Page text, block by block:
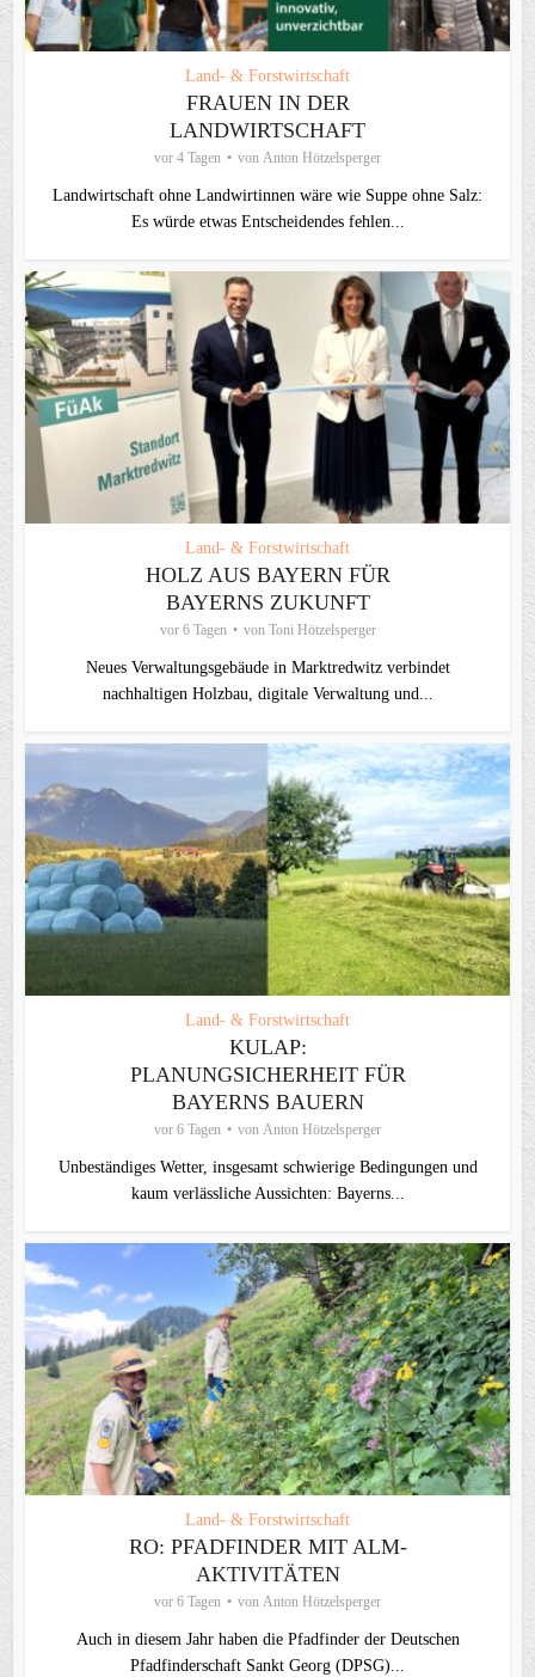
Land- & Forstwirtschaft
FRAUEN IN DER
LANDWIRTSCHAFT
vor 4 Tagen von Anton Hötzelsperger
Landwirtschaft ohne Landwirtinnen wäre wie Suppe ohne Salz:
Es würde etwas Entscheidendes fehlen...
Land- & Forstwirtschaft
HOLZ AUS BAYERN FÜR
BAYERNS ZUKUNFT
vor 6 Tagen von Toni Hötzelsperger
Neues Verwaltungsgebäude in Marktredwitz verbindet
nachhaltigen Holzbau, digitale Verwaltung und...
Land- & Forstwirtschaft
KULAP:
PLANUNGSICHERHEIT FÜR
BAYERNS BAUERN
vor 6 Tagen von Anton Hötzelsperger
Unbeständiges Wetter, insgesamt schwierige Bedingungen und
kaum verlässliche Aussichten: Bayerns...
Land- & Forstwirtschaft
RO: PFADFINDER MIT ALM-
AKTIVITÄTEN
vor 6 Tagen von Anton Hötzelsperger
Auch in diesem Jahr haben die Pfadfinder der Deutschen
Pfadfinderschaft Sankt Georg (DPSG)...